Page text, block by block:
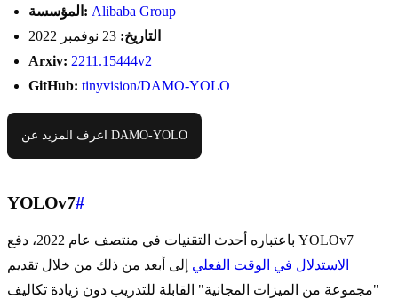
المؤسسة: Alibaba Group
التاريخ:
Arxiv: 2211.15444v2
GitHub: tinyvision/DAMO-YOLO
اعرف المزيد عن DAMO-YOLO
YOLOv7#
باعتباره أحدث التقنيات في منتصف عام 2022، دفع YOLOv7
الاستدلال في الوقت الفعلي إلى أبعد من ذلك من خلال تقديم
"مجموعة من الميزات المجانية" القابلة للتدريب دون زيادة تكاليف